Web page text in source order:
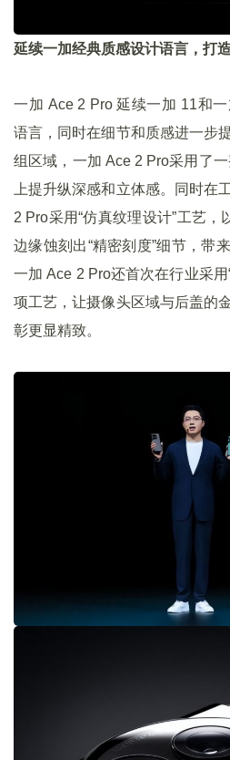
延续一加经典质感设计语言，打
一加 Ace 2 Pro 延续一加 11和
语言，同时在细节和质感进一步
组区域，一加 Ace 2 Pro采用了
上提升纵深感和立体感。同时在
2 Pro采用“仿真纹理设计”工艺，
边缘蚀刻出“精密刻度”细节，带
一加 Ace 2 Pro还首次在行业采用
项工艺，让摄像头区域与后盖的
彰更显精致。